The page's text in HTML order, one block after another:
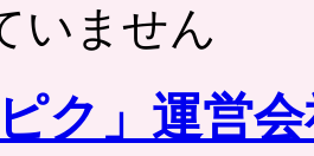
いません
ピク」運営